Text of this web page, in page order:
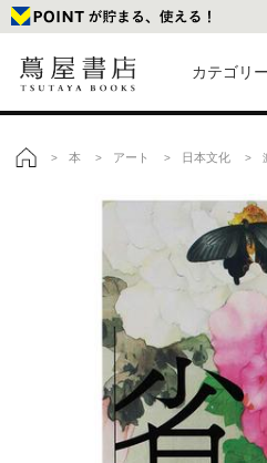
カテゴリー
> 本 > アート > 日本文化 > 渡